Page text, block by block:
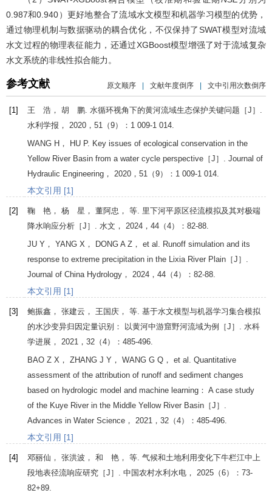
0.987和0.940）更好地整合了流域水文模型和机器学习模型的优势，
通过物理机制与数据驱动的耦合优化，不仅保持了SWAT模型对流域
水文过程的物理表征能力，还通过XGBoost模型增强了对于流域复杂
水文系统的非线性拟合能力。
参考文献 原文顺序 | 文献年度倒序 | 文中引用次数倒序
[1]
王 浩， 胡 鹏. 水循环视角下的黄河流域生态保护关键问题［J］.
水利学报 ， 2020 ， 51
（9）：1 009-1 014.
WANG H ， HU P. Key issues of ecological conservation in the
Yellow River Basin from a water cycle perspective［J］. Journal of
Hydraulic Engineering ， 2020 ， 51 （9）：1 009-1 014.
本文引用 [1]
[2]
鞠 艳， 杨 星， 董阿忠， 等. 里下河平原区径流模拟及其对极端
降水响应分析［J］. 水文 ， 2024 ， 44 （4）：82-88.
JU Y ， YANG X ， DONG A Z ， et al. Runoff simulation and its
response to extreme precipitation in the Lixia River Plain［J］.
Journal of China Hydrology ， 2024 ， 44 （4）：82-88.
本文引用 [1]
[3]
鲍振鑫， 张建云， 王国庆， 等. 基于水文模型与机器学习集合模拟
的水沙变异归因定量识别： 以黄河中游窟野河流域为例［J］. 水科
学进展 ， 2021 ， 32 （4）：485-496.
BAO Z X ， ZHANG J Y ， WANG G Q ， et al. Quantitative
assessment of the attribution of runoff and sediment changes
based on hydrologic model and machine learning： A case study
of the Kuye River in the Middle Yellow River Basin［J］.
Advances in Water Science ， 2021 ， 32 （4）：485-496.
本文引用 [1]
[4]
邓丽仙， 张洪波， 和 艳， 等. 气候和土地利用变化下牛栏江中上
段地表径流响应研究［J］. 中国农村水利水电 ， 2025 （6）：73-
82+89.